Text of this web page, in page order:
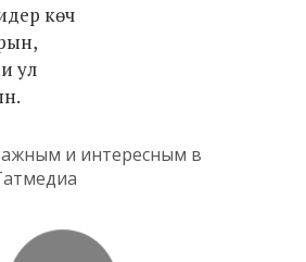
көч
ул
и интересным в